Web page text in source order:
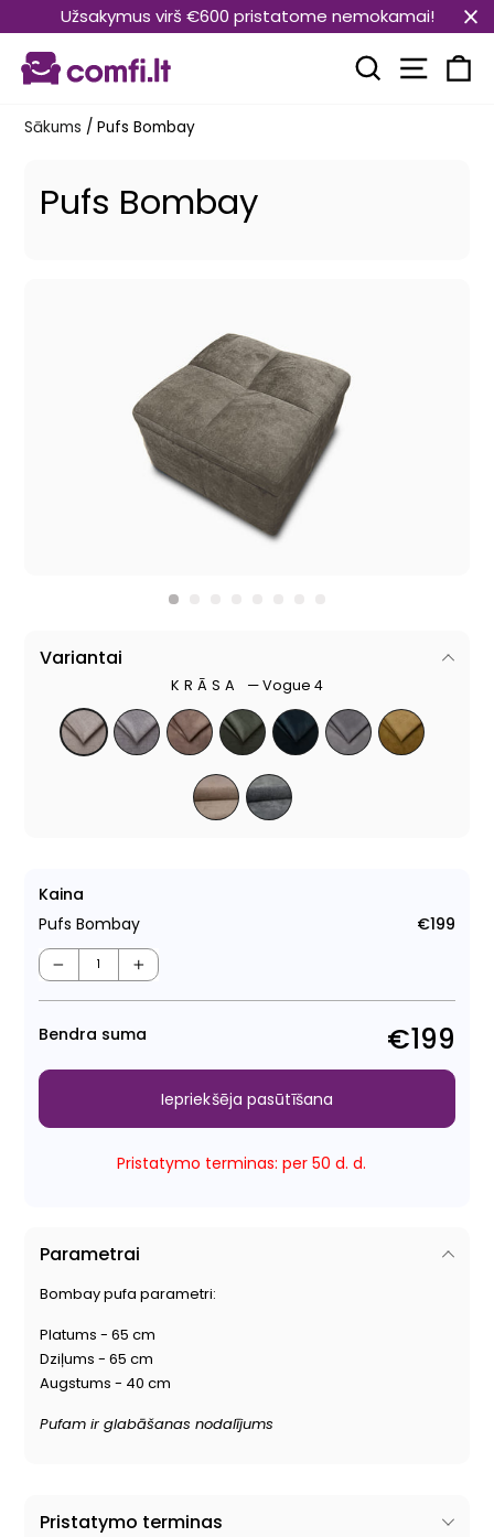
uz
saturu
Užsakymus virš €600 pristatome nemokamai!
Meklēt
Sākums / Pufs Bombay
Pufs Bombay
Variantai
KRĀSA —Vogue 4
Kaina
Pufs Bombay
€199
− +
Bendra suma €199
Pristatymo terminas: per 50 d. d.
Iepriekšēja pasūtīšana
Parametrai
Bombaypufa parametri:
Platums - 65 cm
Dziļums - 65 cm
Augstums - 40 cm
Pufam ir glabāšanas nodalījums
Pristatymo terminas